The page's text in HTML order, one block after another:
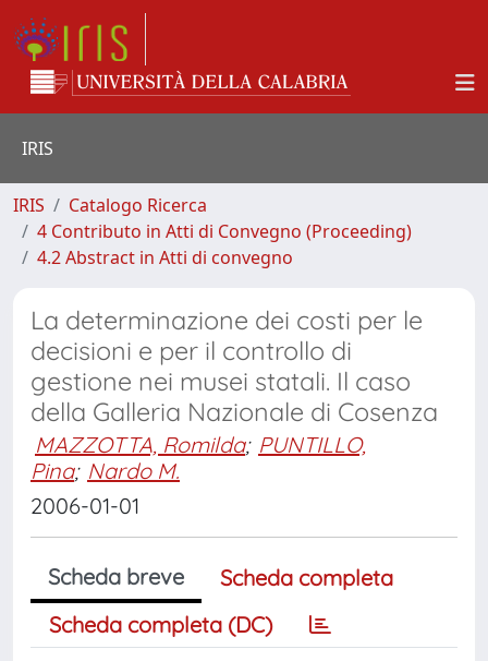
IRIS
IRIS
Catalogo Ricerca
4 Contributo in Atti di Convegno (Proceeding)
4.2 Abstract in Atti di convegno
La determinazione dei costi per le
decisioni e per il controllo di
gestione nei musei statali. Il caso
della Galleria Nazionale di Cosenza
MAZZOTTA, Romilda; PUNTILLO,
Pina; Nardo M.
2006-01-01
Scheda breve
Scheda completa
Scheda completa (DC)